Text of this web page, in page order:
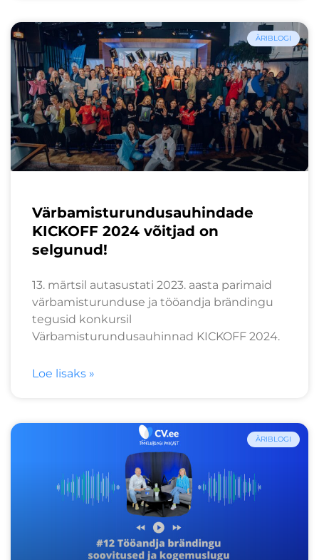
ÄRIBLOGI
Värbamisturundusauhindade
KICKOFF 2024 võitjad on
selgunud!
13. märtsil autasustati 2023. aasta parimaid
värbamisturunduse ja tööandja brändingu
tegusid konkursil
Värbamisturundusauhinnad KICKOFF 2024.
Loe lisaks »
ÄRIBLOGI